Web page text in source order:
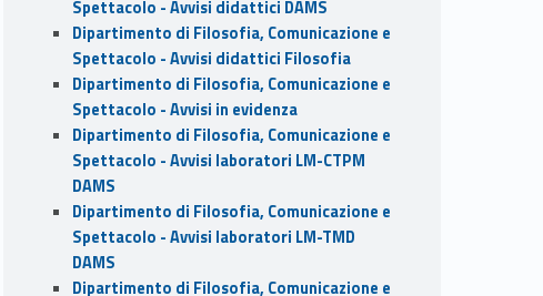
Spettacolo - Avvisi didattici DAMS
Dipartimento di Filosofia, Comunicazione e
Spettacolo - Avvisi didattici Filosofia
Dipartimento di Filosofia, Comunicazione e
Spettacolo - Avvisi in evidenza
Dipartimento di Filosofia, Comunicazione e
Spettacolo - Avvisi laboratori LM-CTPM
DAMS
Dipartimento di Filosofia, Comunicazione e
Spettacolo - Avvisi laboratori LM-TMD
DAMS
Dipartimento di Filosofia, Comunicazione e